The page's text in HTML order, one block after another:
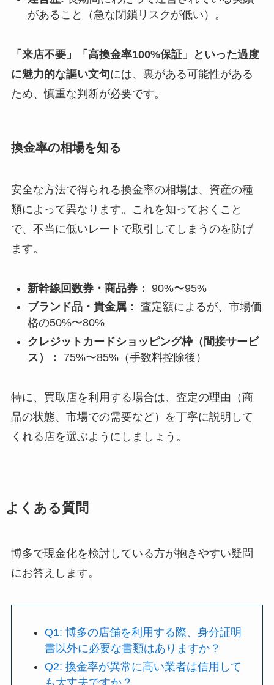
があること（急な閉鎖リスクが低い）。
「来店不要」「高換金率100%保証」といった過度
に魅力的な謳い文句には、裏がある可能性がある
ため、慎重な判断が必要です。
換金率の相場を知る
安全な方法で得られる換金率の相場は、資産の種
類によって異なります。これを知っておくこと
で、不当に低いレートで取引してしまうのを防げ
ます。
新幹線回数券・商品券： 90%〜95%
ブランド品・貴金属： 査定額によるが、市場価
格の50%〜80%
クレジットカードショッピング枠（間接サービ
ス）：
75%〜85%（手数料控除後）
特に、買取店を利用する場合は、査定の理由（商
品の状態、市場での需要など）を丁寧に説明して
くれる店を選ぶようにしましょう。
よくある質問
博多で現金化を検討している方が抱きやすい疑問
にお答えします。
Q1: 博多の店舗を利用する際、身分証明
書以外に必要な書類はありますか？
Q2: 換金率が異常に高い業者は信用して